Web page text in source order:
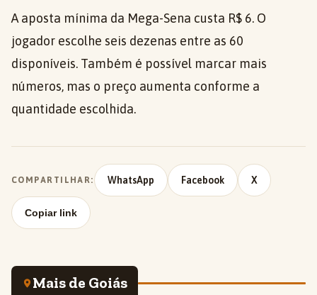
A aposta mínima da Mega-Sena custa R$ 6. O
jogador escolhe seis dezenas entre as 60
disponíveis. Também é possível marcar mais
números, mas o preço aumenta conforme a
quantidade escolhida.
COMPARTILHAR: WhatsApp Facebook X
Copiar link
Mais de Goiás